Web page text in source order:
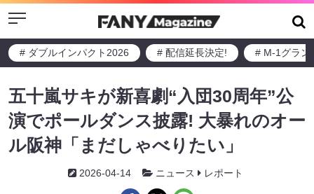
Menu
# ダブルインパクト2026 # 配信延長決定! # M-1グラン
五十嵐サキが新喜劇“入団30周年”公
演でポールダンス披露! 大暴れのオー
ル阪神「まだしゃべりたい」
2026-04-14 ニュース レポート